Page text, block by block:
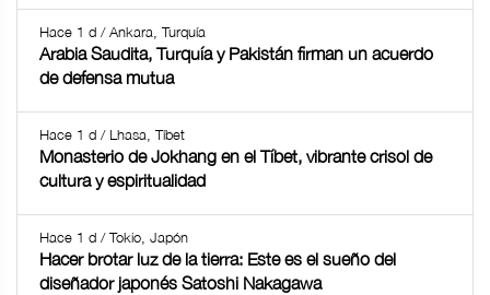
Hace 1 d / Ankara, Turquía
Arabia Saudita, Turquía y Pakistán firman un acuerdo
de defensa mutua
Hace 1 d / Lhasa, Tíbet
Monasterio de Jokhang en el Tíbet, vibrante crisol de
cultura y espiritualidad
Hace 1 d / Tokio, Japón
Hacer brotar luz de la tierra: Este es el sueño del
diseñador japonés Satoshi Nakagawa